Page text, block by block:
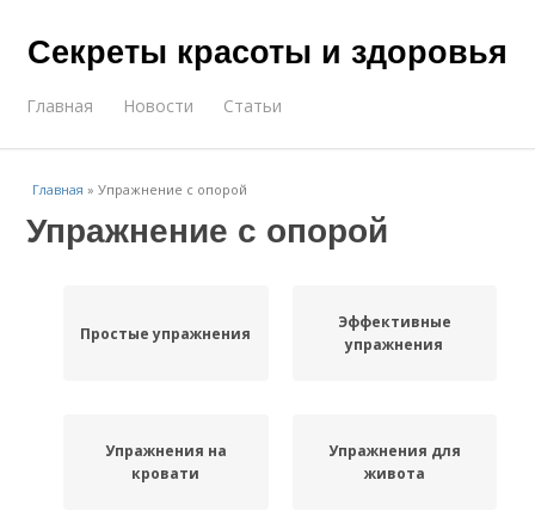
Секреты красоты и здоровья
Главная Новости Статьи
Главная »Упражнение с опорой
Упражнение с опорой
Простые упражнения
Эффективные
упражнения
Упражнения на
кровати
Упражнения для
живота